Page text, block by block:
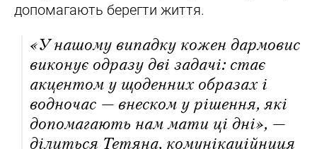
допомагають берегти життя.
«У нашому випадку кожен дармовис
виконує одразу дві задачі: стає
акцентом у щоденних образах і
водночас — внеском у рішення, які
допомагають нам мати ці дні», —
ділиться Тетяна, комунікаційниця